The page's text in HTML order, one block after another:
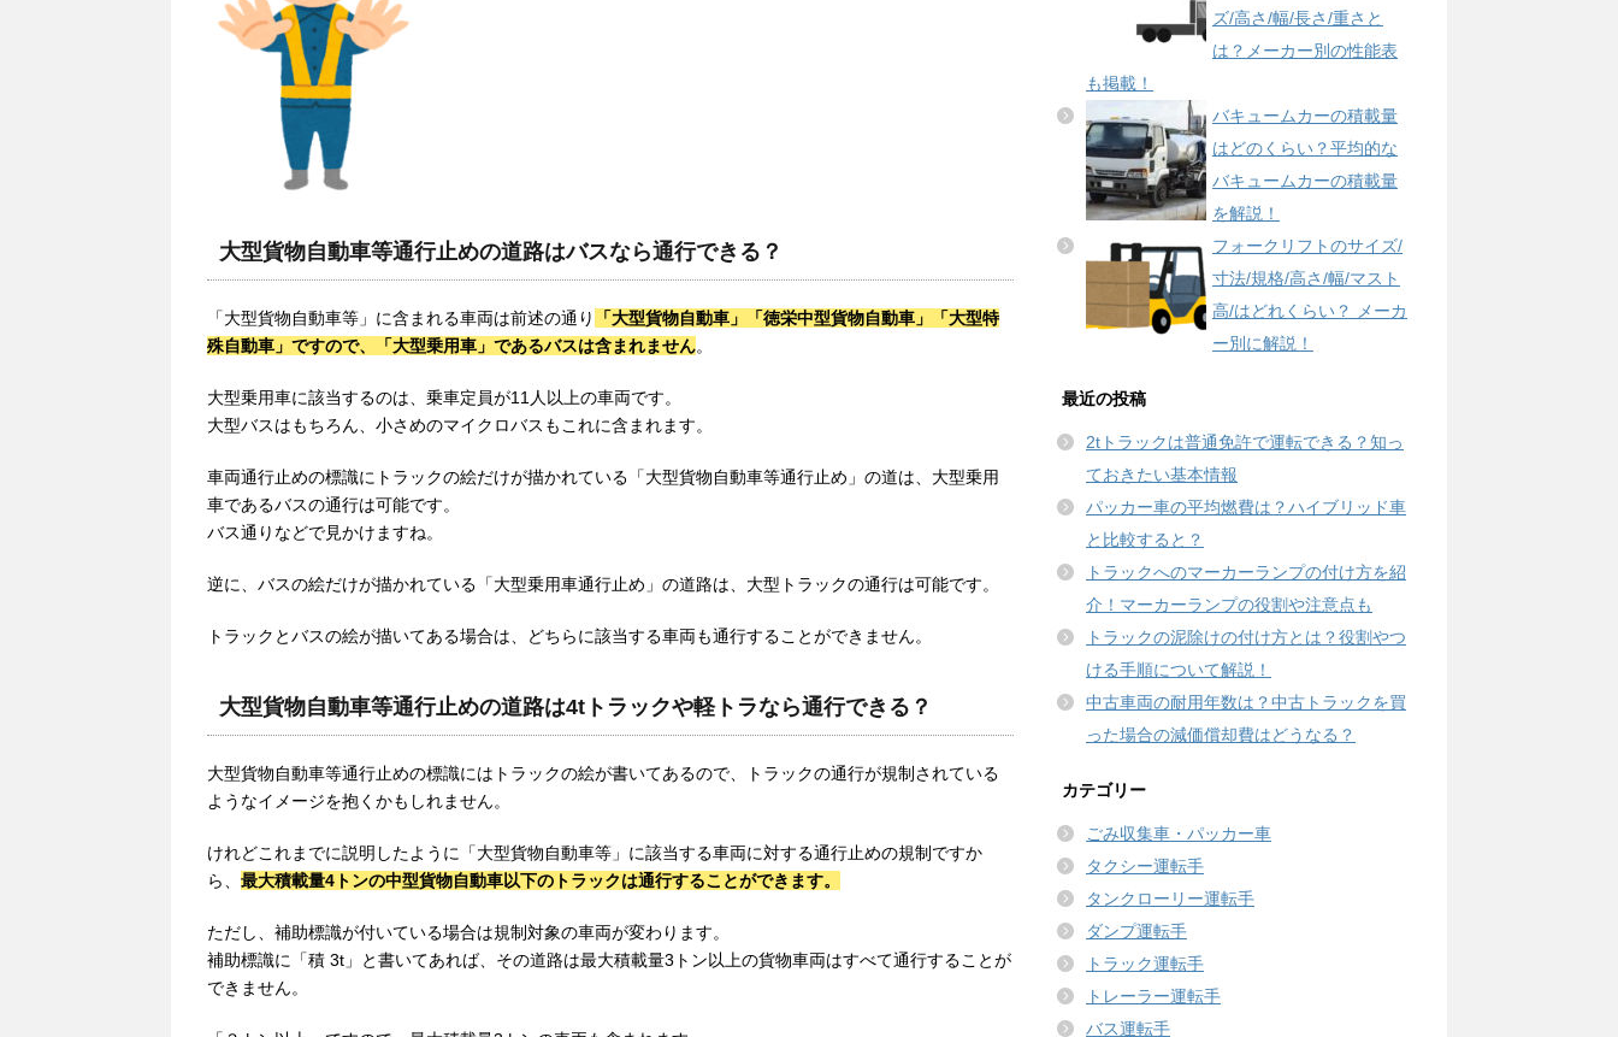
大型貨物自動車等通行止めの道路はバスなら通行できる？
「大型貨物自動車等」に含まれる車両は前述の通り
「大型貨物自動車」「徳栄中型貨物自動車」「大型特
殊自動車」ですので、「大型乗用車」であるバスは含まれません。
大型乗用車に該当するのは、乗車定員が11人以上の車両です。
大型バスはもちろん、小さめのマイクロバスもこれに含まれます。
車両通行止めの標識にトラックの絵だけが描かれている「大型貨物自動車等通行止め」の道は、大型乗用
車であるバスの通行は可能です。
バス通りなどで見かけますね。
逆に、バスの絵だけが描かれている「大型乗用車通行止め」の道路は、大型トラックの通行は可能です。
トラックとバスの絵が描いてある場合は、どちらに該当する車両も通行することができません。
大型貨物自動車等通行止めの道路は4tトラックや軽トラなら通行できる？
大型貨物自動車等通行止めの標識にはトラックの絵が書いてあるので、トラックの通行が規制されている
ようなイメージを抱くかもしれません。
けれどこれまでに説明したように「大型貨物自動車等」に該当する車両に対する通行止めの規制ですか
ら、 最大積載量4トンの中型貨物自動車以下のトラックは通行することができます。
ただし、補助標識が付いている場合は規制対象の車両が変わります。
補助標識に「積 3t」と書いてあれば、その道路は最大積載量3トン以上の貨物車両はすべて通行することが
できません。
ズ/高さ/幅/長さ/重さと
は？メーカー別の性能表
も掲載！
バキュームカーの積載量
はどのくらい？平均的な
バキュームカーの積載量
を解説！
フォークリフトのサイズ/
寸法/規格/高さ/幅/マスト
高/はどれくらい？ メーカ
ー別に解説！
最近の投稿
2tトラックは普通免許で運転できる？知っ
ておきたい基本情報
パッカー車の平均燃費は？ハイブリッド車
と比較すると？
トラックへのマーカーランプの付け方を紹
介！マーカーランプの役割や注意点も
トラックの泥除けの付け方とは？役割やつ
ける手順について解説！
中古車両の耐用年数は？中古トラックを買
った場合の減価償却費はどうなる？
カテゴリー
ごみ収集車・パッカー車
タクシー運転手
タンクローリー運転手
ダンプ運転手
トラック運転手
トレーラー運転手
バス運転手